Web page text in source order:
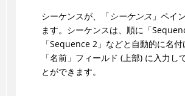
シーケンスが、「 シーケンス 」ペイ
ます。シーケンスは、順に「
「Sequence 2」などと自動的に名付
「名前」フィールド (上部) に入力し
とができます。